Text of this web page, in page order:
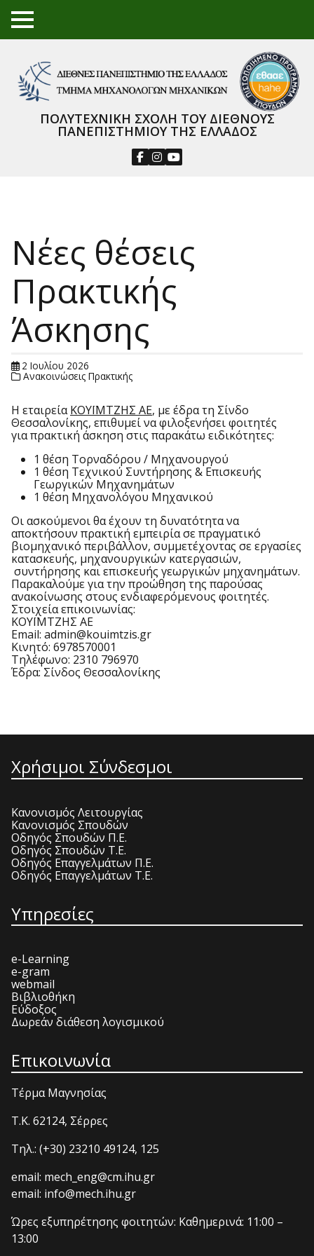
TO
GGL
NU
ΠΟΛΥΤΕΧΝΙΚΗ ΣΧΟΛΗ ΤΟΥ ΔΙΕΘΝΟΥΣ
ΠΑΝΕΠΙΣΤΗΜΙΟΥ ΤΗΣ ΕΛΛΑΔΟΣ
Νέες θέσεις
Πρακτικής
Άσκησης
2 Ιουλίου 2026
Ανακοινώσεις Πρακτικής
Η εταιρείαΚΟΥΪΜΤΖΗΣ ΑΕ, με έδρα τη Σίνδο
Θεσσαλονίκης, επιθυμεί να φιλοξενήσει φοιτητές
για πρακτική άσκηση στις παρακάτω ειδικότητες:
1 θέση Τορναδόρου / Μηχανουργού
1 θέση Τεχνικού Συντήρησης & Επισκευής
Γεωργικών Μηχανημάτων
1 θέση Μηχανολόγου Μηχανικού
Οι ασκούμενοι θα έχουν τη δυνατότητα να
αποκτήσουν πρακτική εμπειρία σε πραγματικό
βιομηχανικό περιβάλλον, συμμετέχοντας σε εργασίες
κατασκευής, μηχανουργικών κατεργασιών,
συντήρησης και επισκευής γεωργικών μηχανημάτων.
Παρακαλούμε για την προώθηση της παρούσας
ανακοίνωσης στους ενδιαφερόμενους φοιτητές.
Στοιχεία επικοινωνίας:
ΚΟΥΪΜΤΖΗΣ ΑΕ
Email: admin@kouimtzis.gr
Κινητό: 6978570001
Τηλέφωνο: 2310 796970
Έδρα: Σίνδος Θεσσαλονίκης
Χρήσιμοι Σύνδεσμοι
Κανονισμός Λειτουργίας
Κανονισμός Σπουδών
Οδηγός Σπουδών Π.Ε.
Οδηγός Σπουδών Τ.Ε.
Οδηγός Επαγγελμάτων Π.Ε.
Οδηγός Επαγγελμάτων Τ.Ε.
Υπηρεσίες
e-Learning
e-gram
webmail
Βιβλιοθήκη
Εύδοξος
Δωρεάν διάθεση λογισμικού
Επικοινωνία
Τέρμα Μαγνησίας
T.K. 62124, Σέρρες
Τηλ.: (+30) 23210 49124, 125
email: mech_eng@cm.ihu.gr
email: info@mech.ihu.gr
Ώρες εξυπηρέτησης φοιτητών: Καθημερινά: 11:00 –
13:00